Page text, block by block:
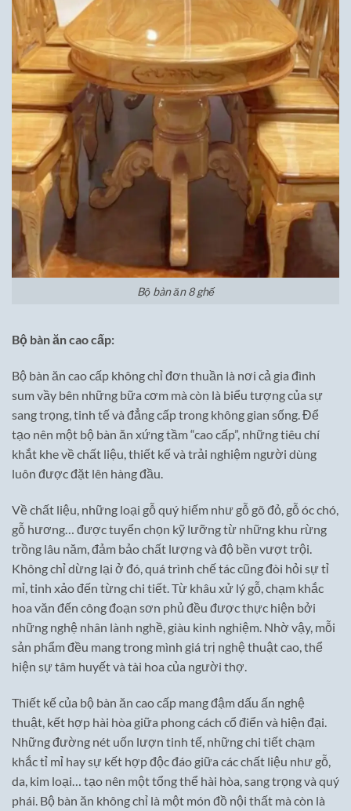
Bộ bàn ăn 8 ghế
Bộ bàn ăn cao cấp:
Bộ bàn ăn cao cấp không chỉ đơn thuần là nơi cả gia đình
sum vầy bên những bữa cơm mà còn là biểu tượng của sự
sang trọng, tinh tế và đẳng cấp trong không gian sống. Để
tạo nên một bộ bàn ăn xứng tầm “cao cấp”, những tiêu chí
khắt khe về chất liệu, thiết kế và trải nghiệm người dùng
luôn được đặt lên hàng đầu.
Về chất liệu, những loại gỗ quý hiếm như gỗ gõ đỏ, gỗ óc chó,
gỗ hương… được tuyển chọn kỹ lưỡng từ những khu rừng
trồng lâu năm, đảm bảo chất lượng và độ bền vượt trội.
Không chỉ dừng lại ở đó, quá trình chế tác cũng đòi hỏi sự tỉ
mỉ, tinh xảo đến từng chi tiết. Từ khâu xử lý gỗ, chạm khắc
hoa văn đến công đoạn sơn phủ đều được thực hiện bởi
những nghệ nhân lành nghề, giàu kinh nghiệm. Nhờ vậy, mỗi
sản phẩm đều mang trong mình giá trị nghệ thuật cao, thể
hiện sự tâm huyết và tài hoa của người thợ.
Thiết kế của bộ bàn ăn cao cấp mang đậm dấu ấn nghệ
thuật, kết hợp hài hòa giữa phong cách cổ điển và hiện đại.
Những đường nét uốn lượn tinh tế, những chi tiết chạm
khắc tỉ mỉ hay sự kết hợp độc đáo giữa các chất liệu như gỗ,
da, kim loại… tạo nên một tổng thể hài hòa, sang trọng và quý
phái. Bộ bàn ăn không chỉ là một món đồ nội thất mà còn là